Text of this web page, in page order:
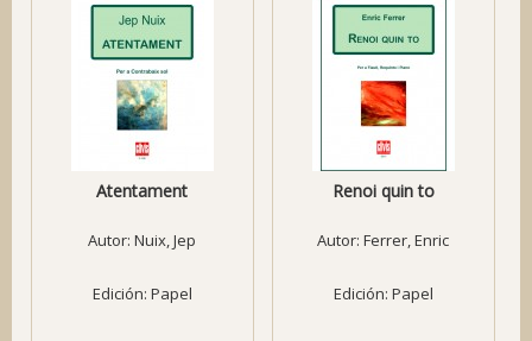
Atentament
Autor:Nuix, Jep
Edición: Papel
Renoi quin to
Autor:Ferrer, Enric
Edición: Papel